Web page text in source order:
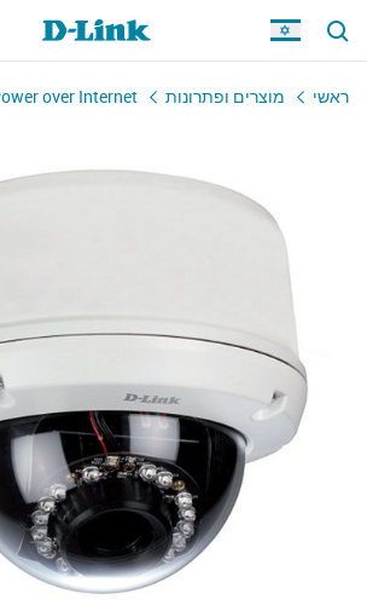
ראשי מוצרים ופתרונות over Internet